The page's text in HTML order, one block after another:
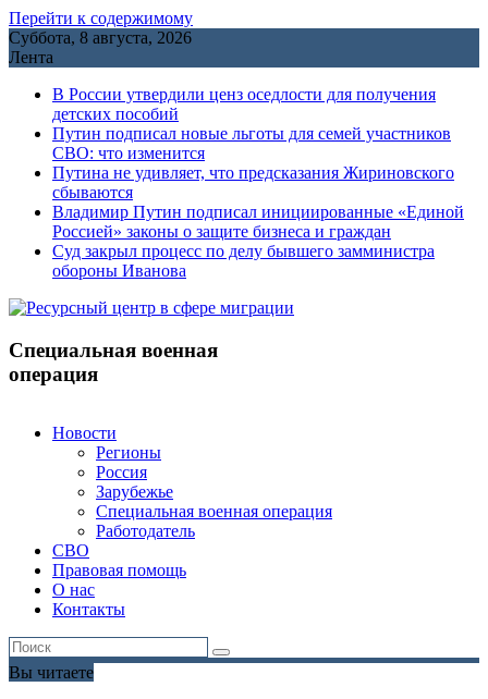
Перейти к содержимому
Суббота, 8 августа, 2026
Лента
В России утвердили ценз оседлости для получения
детских пособий
Путин подписал новые льготы для семей участников
СВО: что изменится
Путина не удивляет, что предсказания Жириновского
сбываются
Владимир Путин подписал инициированные «Единой
Россией» законы о защите бизнеса и граждан
Cуд закрыл процесс по делу бывшего замминистра
обороны Иванова
Специальная военная
операция
Новости
Регионы
Россия
Зарубежье
Специальная военная операция
Работодатель
СВО
Правовая помощь
О нас
Контакты
Вы читаете